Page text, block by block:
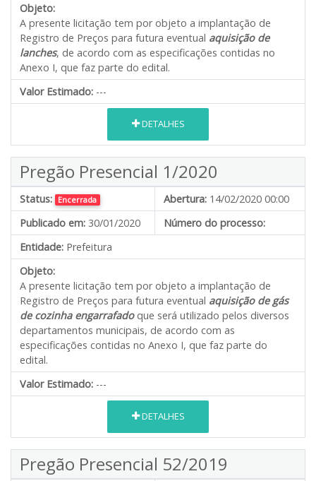
Objeto:
A presente licitação tem por objeto a implantação de
Registro de Preços para futura eventual aquisição de
lanches, de acordo com as especificações contidas no
Anexo I, que faz parte do edital.
Valor Estimado: ---
DETALHES
Pregão Presencial 1/2020
Status: Encerrada Abertura: 14/02/2020 00:00
Publicado em: 30/01/2020
Número do processo:
Entidade: Prefeitura
Objeto:
A presente licitação tem por objeto a implantação de
Registro de Preços para futura eventual aquisição de gás
de cozinha engarrafado que será utilizado pelos diversos
departamentos municipais, de acordo com as
especificações contidas no Anexo I, que faz parte do
edital.
Valor Estimado: ---
DETALHES
Pregão Presencial 52/2019